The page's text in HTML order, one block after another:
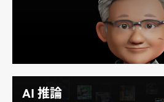
ル、設計ツール、エンジニアリン
タープライズ アプリケーション
する高性能な AI エージェントを
す。 これらのフロンティア エー
成でコストをオフロードします。
AI 推論